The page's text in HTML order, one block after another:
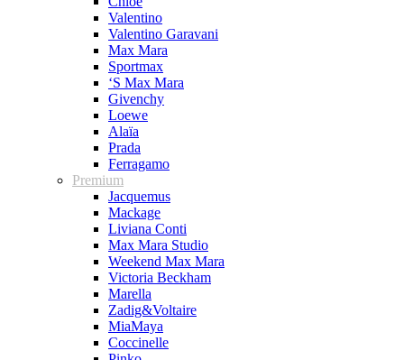
Valentino
Valentino Garavani
Max Mara
Sportmax
‘S Max Mara
Givenchy
Loewe
Alaïa
Prada
Ferragamo
Premium
Jacquemus
Mackage
Liviana Conti
Max Mara Studio
Weekend Max Mara
Victoria Beckham
Marella
Zadig&Voltaire
MiaMaya
Coccinelle